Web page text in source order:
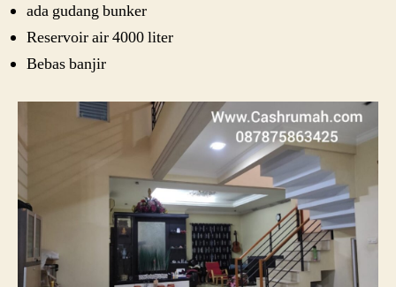
ada gudang bunker
Reservoir air 4000 liter
Bebas banjir